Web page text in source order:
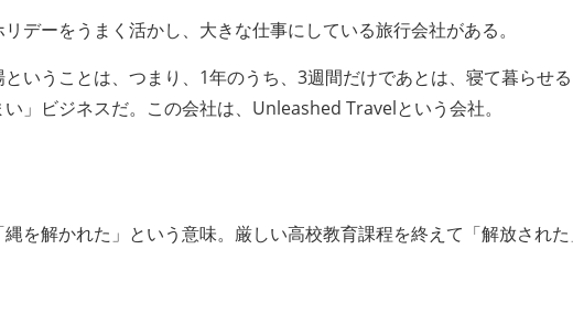
デーをうまく活かし、大きな仕事にしている旅行会社がある。
いうことは、つまり、1年のうち、3週間だけであとは、寝て暮らせる
」ビジネスだ。この会社は、Unleashed Travelという会社。
を解かれた」という意味。厳しい高校教育課程を終えて「解放され